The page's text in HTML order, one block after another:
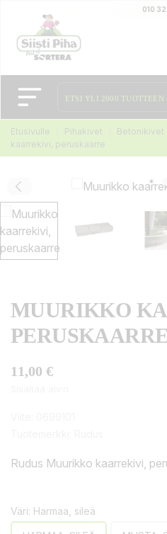
010
Etusivulle Pihakivet Betonikivet
kaarrekivi, peruskaarre
MUURIKKO
PERUSKAARRE
11,00 €
Rudus Muurikko kaarrekivi,
Väri: Harmaa, sileä